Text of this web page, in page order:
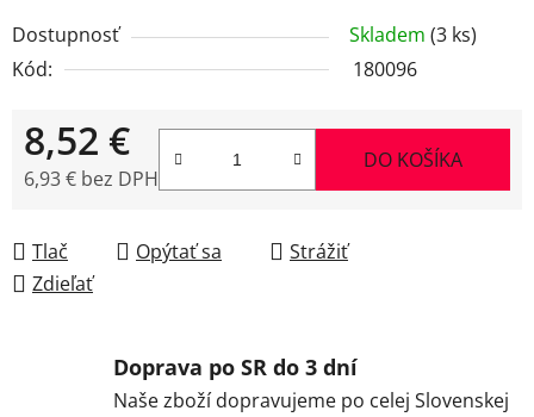
Dostupnosť Skladem (3 ks)
Kód:
180096
8,52 €
6,93 € bez DPH
DO KOŠÍKA
Tlač Opýtať sa
Strážiť
Zdieľať
Doprava po SR do 3 dní
Naše zboží dopravujeme po celej Slovenskej